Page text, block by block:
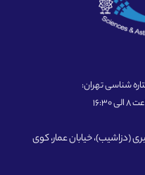
شناسی تهران:
(دزاشیب)، خیابان عمار، کوی